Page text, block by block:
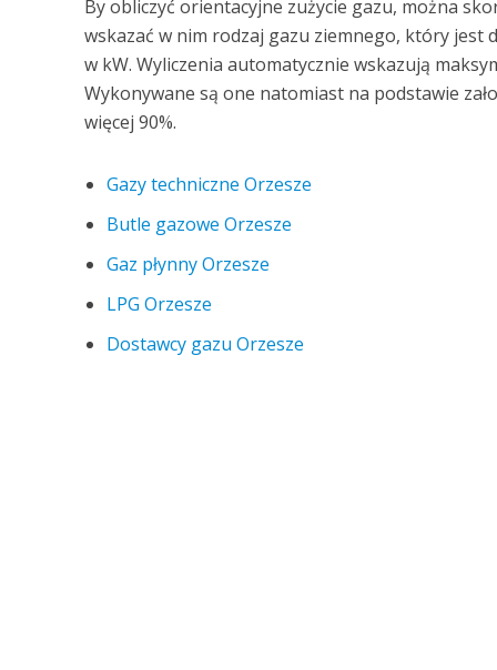
By obliczyć orientacyjne zużycie gazu, można
wskazać w nim rodzaj gazu ziemnego, który jest
w kW. Wyliczenia automatycznie wskazują
Wykonywane są one natomiast na podstawie
więcej 90%.
Gazy techniczne Orzesze
Butle gazowe Orzesze
Gaz płynny Orzesze
LPG Orzesze
Dostawcy gazu Orzesze